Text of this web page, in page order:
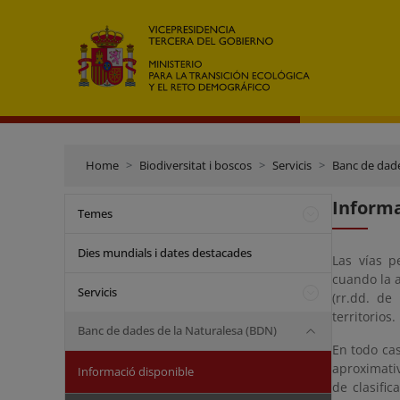
Home Biodiversitat i boscos Servicis Banc de
Temes
Dies mundials i dates destacades
Servicis
Banc de dades de la Naturalesa (BDN)
Informació disponible
Las vías
cuando la
(rr.dd. de
territorios.
En todo
de